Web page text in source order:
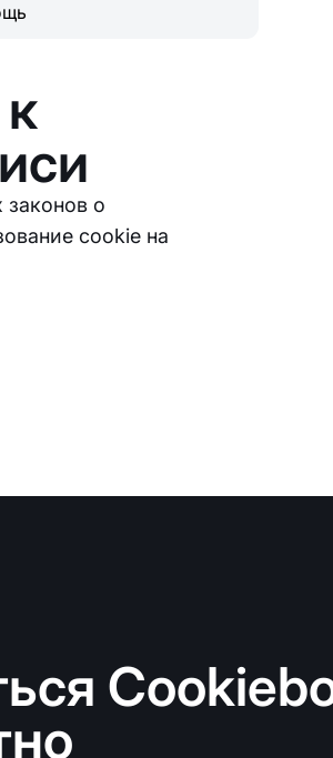
законов о
cookie на